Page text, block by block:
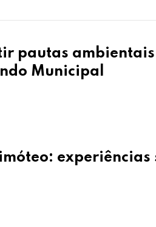
pautas
Municipal
experiências